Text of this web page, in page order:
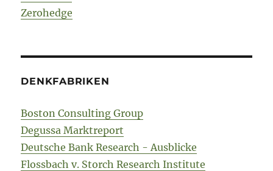
Zerohedge
DENKFABRIKEN
Boston Consulting Group
Degussa Marktreport
Deutsche Bank Research - Ausblicke
Flossbach v. Storch Research Institute